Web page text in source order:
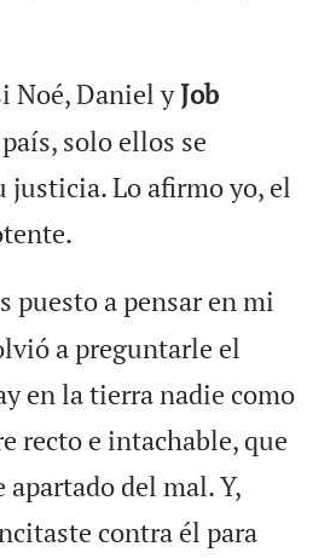
Noé, Daniel yJob
solo ellos se
justicia. Lo afirmo yo, el
puesto a pensar en mi
a preguntarle el
en la tierra nadie como
recto e intachable, que
del mal. Y,
contra él para